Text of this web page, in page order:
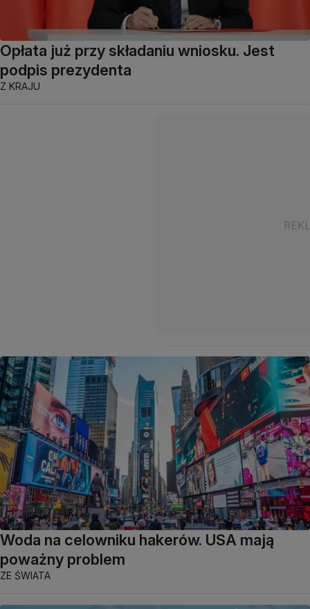
Opłata już przy składaniu wniosku. Jest
podpis prezydenta
Z KRAJU
Woda na celowniku hakerów. USA mają
poważny problem
ZE ŚWIATA